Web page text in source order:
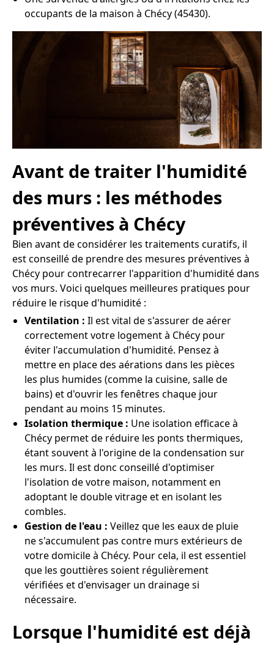
occupants de la maison à Chécy (45430).
Avant de traiter l'humidité
des murs : les méthodes
préventives à Chécy
Bien avant de considérer les traitements curatifs, il
est conseillé de prendre des mesures préventives à
Chécy pour contrecarrer l'apparition d'humidité dans
vos murs. Voici quelques meilleures pratiques pour
réduire le risque d'humidité :
Ventilation : Il est vital de s'assurer de aérer
correctement votre logement à Chécy pour
éviter l'accumulation d'humidité. Pensez à
mettre en place des aérations dans les pièces
les plus humides (comme la cuisine, salle de
bains) et d'ouvrir les fenêtres chaque jour
pendant au moins 15 minutes.
Isolation thermique : Une isolation efficace à
Chécy permet de réduire les ponts thermiques,
étant souvent à l'origine de la condensation sur
les murs. Il est donc conseillé d'optimiser
l'isolation de votre maison, notamment en
adoptant le double vitrage et en isolant les
combles.
Gestion de l'eau : Veillez que les eaux de pluie
ne s'accumulent pas contre murs extérieurs de
votre domicile à Chécy. Pour cela, il est essentiel
que les gouttières soient régulièrement
vérifiées et d'envisager un drainage si
nécessaire.
Lorsque l'humidité est déjà